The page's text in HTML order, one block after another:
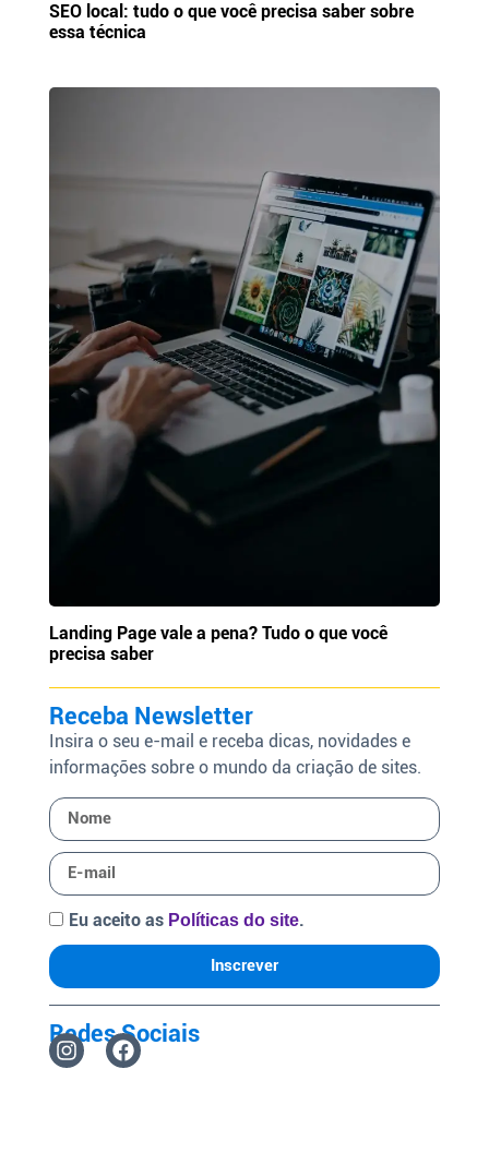
SEO local: tudo o que você precisa saber sobre
essa técnica
Landing Page vale a pena? Tudo o que você
precisa saber
Receba Newsletter
Insira o seu e-mail e receba dicas, novidades e
informações sobre o mundo da criação de sites.
Eu aceito as Políticas do site.
Inscrever
Redes Sociais